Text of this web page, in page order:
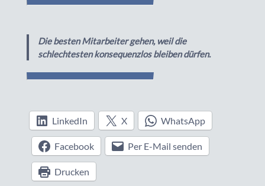
Die besten Mitarbeiter gehen, weil die
schlechtesten konsequenzlos bleiben dürfen.
LinkedIn X WhatsApp
Facebook Per E-Mail senden
Drucken